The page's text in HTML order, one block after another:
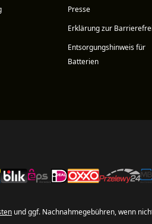
Presse
Erklärung zur
Entsorgungshinweis für
Batterien
und ggf. Nachnahmegebühren, wenn